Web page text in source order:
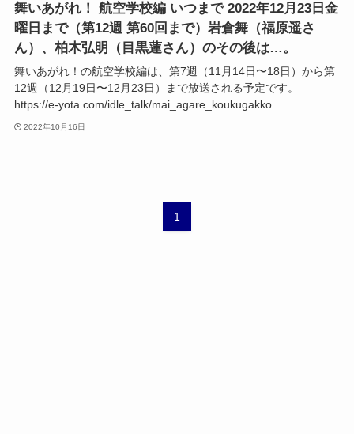
舞いあがれ！ 航空学校編 いつまで 2022年12月23日金
曜日まで（第12週 第60回まで）岩倉舞（福原遥さ
ん）、柏木弘明（目黒蓮さん）のその後は…。
舞いあがれ！の航空学校編は、第7週（11月14日〜18日）から第
12週（12月19日〜12月23日）まで放送される予定です。
https://e-yota.com/idle_talk/mai_agare_koukugakko...
2022年10月16日
1